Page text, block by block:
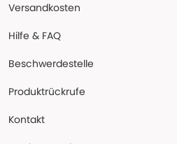
Versandkosten
Hilfe & FAQ
Beschwerdestelle
Produktrückrufe
Kontakt